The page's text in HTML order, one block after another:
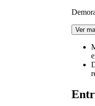
Ver